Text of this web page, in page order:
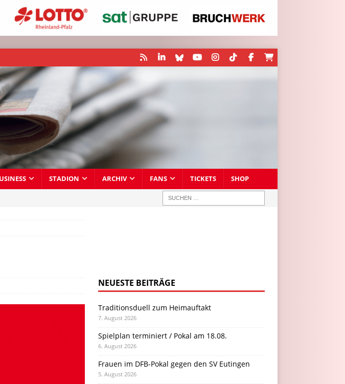
STADION ARCHIV FANS TICKETS SHOP
NEUESTE BEITRÄGE
Traditionsduell zum Heimauftakt
7. August 2026
Spielplan terminiert / Pokal am 18.08.
6. August 2026
Frauen im DFB-Pokal gegen den SV Eutingen
5. August 2026